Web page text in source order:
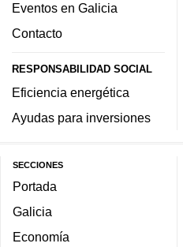
Eventos en Galicia
Contacto
RESPONSABILIDAD SOCIAL
Eficiencia energética
Ayudas para inversiones
SECCIONES
Portada
Galicia
Economía